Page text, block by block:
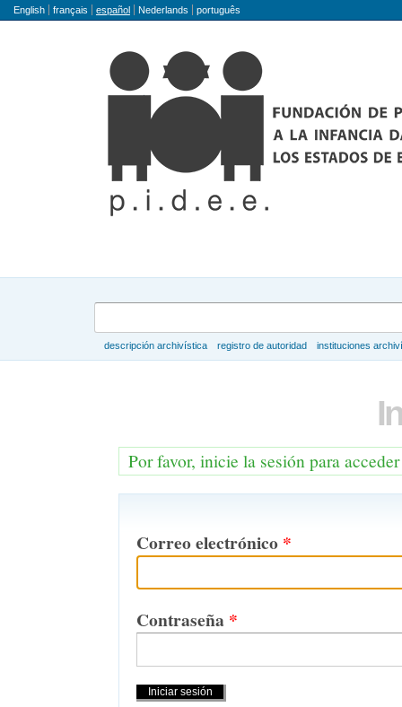
Idioma
English français español Nederlands português
descripción archivística registro de autoridad instituciones
Por favor, inicie la sesión para
Correo electrónico *
Contraseña *
Acciones